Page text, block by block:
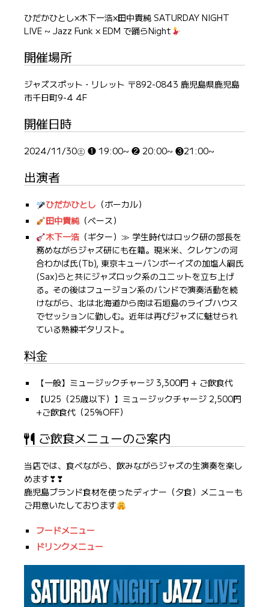
ひだかひとし×木下一浩×田中貴純 SATURDAY NIGHT
LIVE ~ Jazz Funk × EDM で踊らNight
開催場所
ジャズスポット・リレット 〒892-0843 鹿児島県鹿児島
市千日町9-4 4F
開催日時
2024/11/30㊏ ❶ 19:00~ ❷ 20:00~ ❸21:00~
出演者
ひだかひとし （ボーカル）
田中貴純（ベース）
木下一浩（ギター）≫ 学生時代はロック研の部長を
務めながらジャズ研にも在籍。現米米、クレケンの河
合わかば氏(Tb), 東京キューバンボーイズの加塩人嗣氏
(Sax)らと共にジャズロック系のユニットを立ち上げ
る。その後はフュージョン系のバンドで演奏活動を続
けながら、北は北海道から南は石垣島のライブハウス
でセッションに勤しむ。近年は再びジャズに魅せられ
ている熟練ギタリスト。
料金
【一般】ミュージックチャージ 3,300円 + ご飲食代
【U25（25歳以下）】ミュージックチャージ 2,500円
+ご飲食代（25%OFF）
ご飲食メニューのご案内
当店では、食べながら、飲みながらジャズの生演奏を楽し
めます❣❣
鹿児島ブランド食材を使ったディナー（夕食）メニューも
ご用意いたしております
フードメニュー
ドリンクメニュー